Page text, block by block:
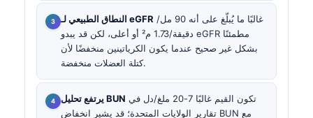
النطاق الطبيعي لـ eGFR
دقيقة/1.73 م² أو أعلى، لكن قد يبدو eGFR مطمئنًا
بشكل غير صحيح عندما يكون الكرياتينين منخفضًا لأن
كتلة العضلات منخفضة.
يرتفع تحليل BUN
تقارير الولايات المتحدة؛ قد يشير انخفاض BUN مع